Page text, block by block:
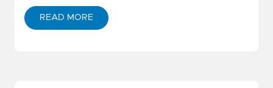
READ MORE